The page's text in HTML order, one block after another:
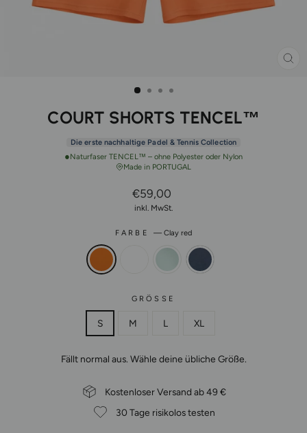
COURT SHORTS TENCEL™
Die erste nachhaltige Padel & Tennis Collection
●Naturfaser TENCEL™ – ohne Polyester oder Nylon
Made in PORTUGAL
Normaler
Preis
€59,00
inkl. MwSt.
FARBE—Clay red
GRÖSSE
S M L XL
Fällt normal aus. Wähle deine übliche Größe.
Kostenloser Versand ab 49 €
30 Tage risikolos testen